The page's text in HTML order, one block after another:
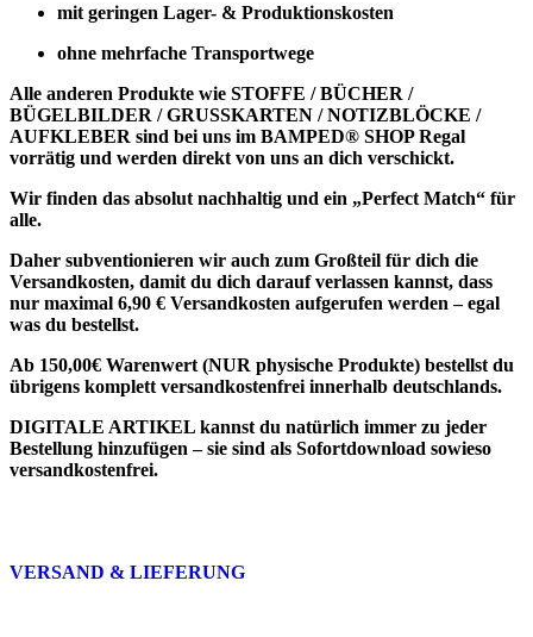
mit geringen Lager- & Produktionskosten
ohne mehrfache Transportwege
Alle anderen Produkte wie STOFFE / BÜCHER /
BÜGELBILDER / GRUSSKARTEN / NOTIZBLÖCKE /
AUFKLEBER sind bei uns im BAMPED® SHOP Regal
vorrätig und werden direkt von uns an dich verschickt.
Wir finden das absolut nachhaltig und ein „Perfect Match“ für
alle.
Daher subventionieren wir auch zum Großteil für dich die
Versandkosten, damit du dich darauf verlassen kannst, dass
nur maximal 6,90 € Versandkosten aufgerufen werden – egal
was du bestellst.
Ab 150,00€ Warenwert (NUR physische Produkte) bestellst du
übrigens komplett versandkostenfrei innerhalb deutschlands.
DIGITALE ARTIKEL kannst du natürlich immer zu jeder
Bestellung hinzufügen – sie sind als Sofortdownload sowieso
versandkostenfrei.
VERSAND & LIEFERUNG